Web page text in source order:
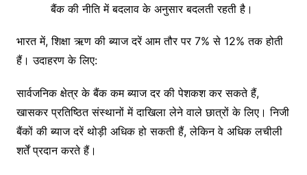
बैंक की नीति में बदलाव के अनुसार बदलती रहती है।
भारत में, शिक्षा ऋण की ब्याज दरें आम तौर पर 7% से 12% तक होती
हैं। उदाहरण के लिए:
सार्वजनिक क्षेत्र के बैंक कम ब्याज दर की पेशकश कर सकते हैं,
खासकर प्रतिष्ठित संस्थानों में दाखिला लेने वाले छात्रों के लिए। निजी
बैंकों की ब्याज दरें थोड़ी अधिक हो सकती हैं, लेकिन वे अधिक लचीली
शर्तें प्रदान करते हैं।